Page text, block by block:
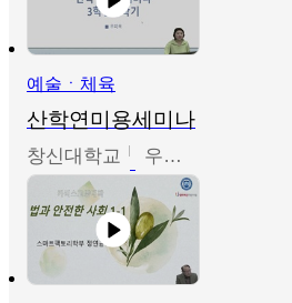
예술ㆍ체육
산학연미용세미나
창신대학교 우미옥,오윤경,박선이